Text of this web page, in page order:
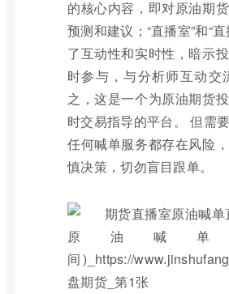
的核心内容，即对原油期
预测和建议；“直播室”和“
了互动性和实时性，暗示
时参与，与分析师互动交
之，这是一个为原油期货
时交易指导的平台。 但需
任何喊单服务都存在风险
慎决策，切勿盲目跟单。